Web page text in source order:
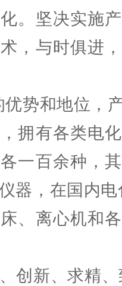
。坚决实施
，与时俱进
势和地位，
拥有各类电
一百余种，
器，在国内
、离心机和
创新、求精